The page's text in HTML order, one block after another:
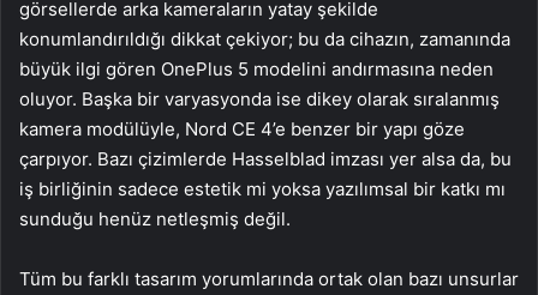
görsellerde arka kameraların yatay şekilde
konumlandırıldığı dikkat çekiyor; bu da cihazın, zamanında
büyük ilgi gören OnePlus 5 modelini andırmasına neden
oluyor. Başka bir varyasyonda ise dikey olarak sıralanmış
kamera modülüyle, Nord CE 4’e benzer bir yapı göze
çarpıyor. Bazı çizimlerde Hasselblad imzası yer alsa da, bu
iş birliğinin sadece estetik mi yoksa yazılımsal bir katkı mı
sunduğu henüz netleşmiş değil.
Tüm bu farklı tasarım yorumlarında ortak olan bazı unsurlar